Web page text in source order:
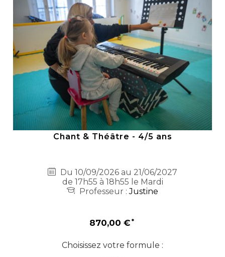
Chant & Théâtre - 4/5 ans
Du 10/09/2026 au 21/06/2027
de 17h55 à 18h55 le Mardi
Professeur :Justine
870,00 €
Choisissez votre formule :